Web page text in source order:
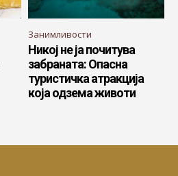
Занимливости
Никој не ја почитува
забраната: Опасна
туристичка атракција
која одзема животи